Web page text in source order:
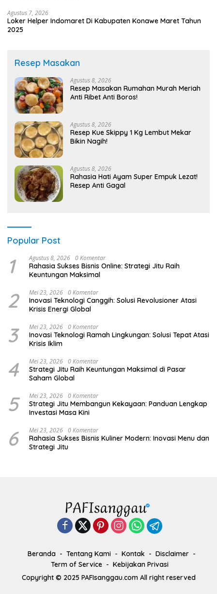
Agustus 7, 2026
Loker Helper Indomaret Di Kabupaten Konawe Maret Tahun
2025
Resep Masakan
Agustus 8, 2026
Resep Masakan Rumahan Murah Meriah
Anti Ribet Anti Boros!
Agustus 8, 2026
Resep Kue Skippy 1 Kg Lembut Mekar
Bikin Nagih!
Agustus 8, 2026
Rahasia Hati Ayam Super Empuk Lezat!
Resep Anti Gagal
Popular Post
1 Agustus 8, 2026 0 Komentar
Rahasia Sukses Bisnis Online: Strategi Jitu Raih
Keuntungan Maksimal
2 Mei 23, 2026 0 Komentar
Inovasi Teknologi Canggih: Solusi Revolusioner Atasi
Krisis Energi Global
3 Mei 23, 2026 0 Komentar
Inovasi Teknologi Ramah Lingkungan: Solusi Tepat Atasi
Krisis Iklim
4 Mei 23, 2026 0 Komentar
Strategi Jitu Raih Keuntungan Maksimal di Pasar
Saham Global
5 Mei 23, 2026 0 Komentar
Strategi Jitu Membangun Kekayaan: Panduan Lengkap
Investasi Masa Kini
6 Mei 23, 2026 0 Komentar
Rahasia Sukses Bisnis Kuliner Modern: Inovasi Menu dan
Strategi Jitu
Beranda Tentang Kami Kontak
Disclaimer
Term of Service
Kebijakan Privasi
Copyright © 2025 PAFIsanggau.com All right reserved